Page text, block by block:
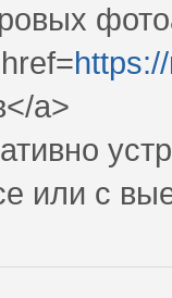
a>
или с